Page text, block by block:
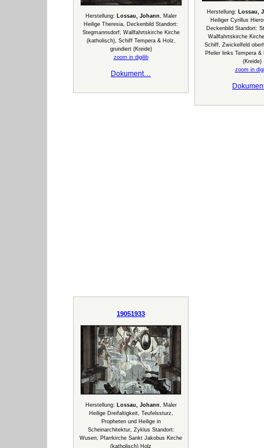
Herstellung: Lossau, Johann , Maler
Heilige Theresia, Deckenbild Standort:
Stegmannsdorf, Wallfahrtskirche Kirche
(katholisch), Schiff Tempera & Holz,
grundiert (Kreide)
zoom in digilib
Dokument…
Herstellung:
Lossau,
Heiliger Cyrillus
Deckenbild Standort:
Wallfahrtskirche
Schiff, Zwickelfeld
Pfeiler links Tempera &
(Kreide)
zoom in
19051933
Herstellung: Lossau, Johann , Maler
Heilige Dreifaltigkeit, Teufelssturz,
Propheten und Heilige in
Scheinarchitektur, Zyklus Standort:
Wusen, Pfarrkirche Sankt Jakobus Kirche
(katholisch) Holz